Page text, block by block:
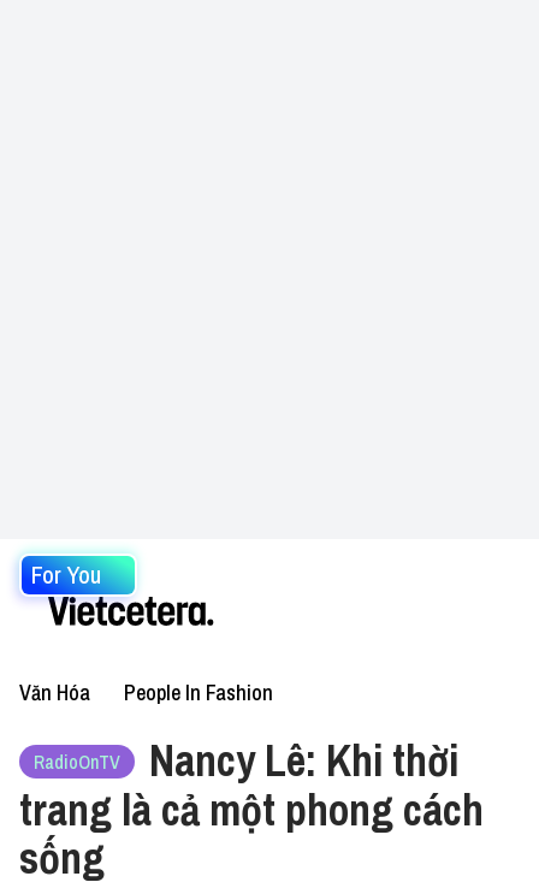
For You
Văn Hóa People In Fashion
RadioOnTV
Nancy Lê: Khi thời
trang là cả một phong cách
sống